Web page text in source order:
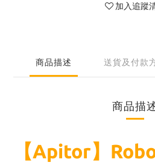
加入追蹤
商品描述 送貨及付款
商品描
【Apitor】